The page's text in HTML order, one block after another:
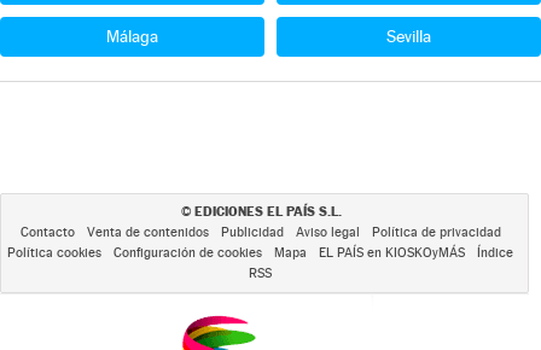
Málaga Sevilla
© EDICIONES EL PAÍS S.L.
Contacto Venta de contenidos Publicidad Aviso legal
Política de privacidad
Política cookies
Configuración de cookies Mapa EL PAÍS en KIOSKOyMÁS
Índice
RSS